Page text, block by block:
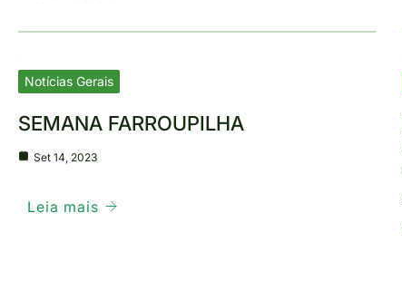
Notícias Gerais
SEMANA FARROUPILHA
Set 14, 2023
Leia mais